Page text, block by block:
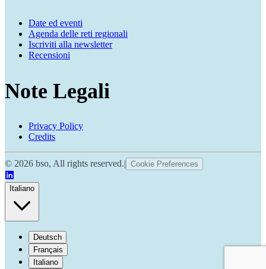
Date ed eventi
Agenda delle reti regionali
Iscriviti alla newsletter
Recensioni
Note Legali
Privacy Policy
Credits
© 2026 bso, All rights reserved.| Cookie Preferences
Italiano
Deutsch
Français
Italiano